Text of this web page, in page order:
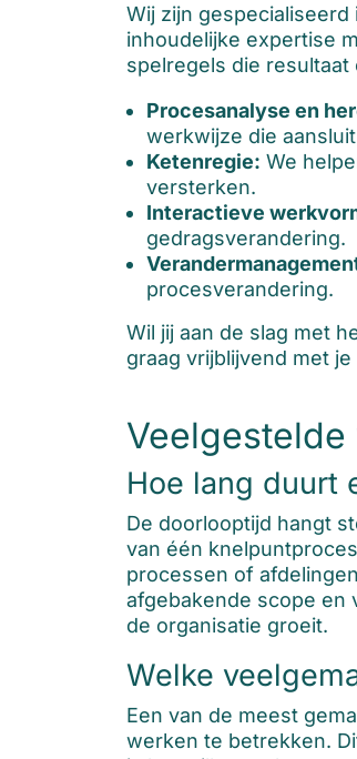
Wij zijn
inhoudelijke expertise
spelregels die
Procesanalyse en
werkwijze die
Ketenregie: We
versterken.
Interactieve
gedragsverandering.
procesverandering.
Wil jij aan de slag met
graag vrijblijvend met
Veelgestelde
Hoe lang duurt
De doorlooptijd hangt
van één
processen of
afgebakende scope en
de organisatie groeit.
Welke
Een van de meest
werken te betrekken.